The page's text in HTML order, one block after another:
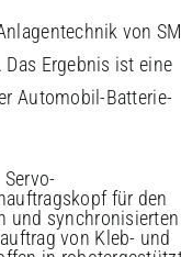
von SM
Ergebnis ist eine
Automobil-Batterie-